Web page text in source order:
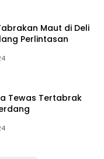
Maut di Deli
Perlintasan
Tewas Tertabrak